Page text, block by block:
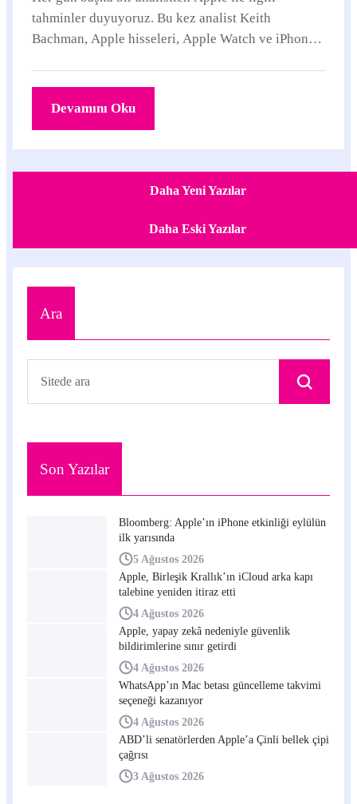
tahminler duyuyoruz. Bu kez analist Keith
Bachman, Apple hisseleri, Apple Watch ve iPhone
Devamını Oku
Daha Yeni Yazılar
Daha Eski Yazılar
Ara
Son Yazılar
Bloomberg: Apple’ın iPhone etkinliği eylülün
ilk yarısında
5 Ağustos 2026
Apple, Birleşik Krallık’ın iCloud arka kapı
talebine yeniden itiraz etti
4 Ağustos 2026
Apple, yapay zekâ nedeniyle güvenlik
bildirimlerine sınır getirdi
4 Ağustos 2026
WhatsApp’ın Mac betası güncelleme takvimi
seçeneği kazanıyor
4 Ağustos 2026
ABD’li senatörlerden Apple’a Çinli bellek çipi
çağrısı
3 Ağustos 2026